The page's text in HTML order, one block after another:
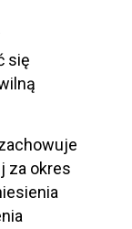
się
za okres